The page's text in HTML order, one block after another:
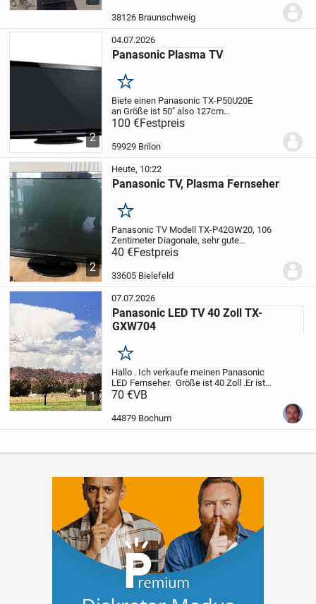
da.Kann vor Ort gerne angeschaut
werden.Ohne Fernsehregal...
38126 Braunschweig
2
04.07.2026
Panasonic Plasma TV
Merken
Biete einen Panasonic TX-P50U20E
an Größe ist 50" also 127cm
Bildschirmdiagonale. Das Gerät wurde
2010 hergestellt und ist in guten Zustand.
Funktioniert Einwandfrei. Muss in 59929
Brilon abgeholt...
100 €Festpreis
59929 Brilon
2
Heute, 10:22
Panasonic TV, Plasma Fernseher
Merken
Panasonic TV Modell TX-P42GW20, 106
Zentimeter Diagonale, sehr gute
Bildqualität, voll funktionsfähig, gut
gepflegt, mit Fernbedienung und
Antennenkabel - bitte Abholung in
40 €Festpreis
33605 Bielefeld
1
07.07.2026
Panasonic LED TV 40 Zoll TX-
GXW704
Merken
Hallo . Ich verkaufe meinen Panasonic
LED Fernseher. Größe ist 40 Zoll .Er ist
ca. 6Jahre Jung, gebraucht und
70 €VB
44879 Bochum